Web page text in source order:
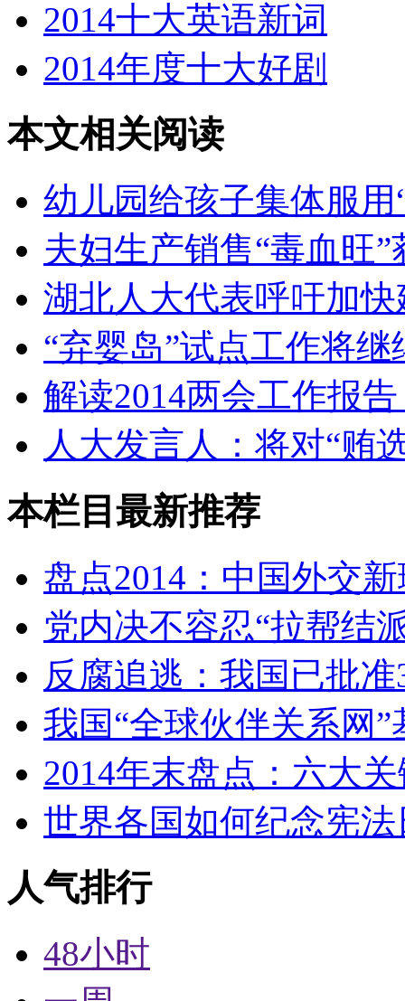
2014十大英语新词
2014年度十大好剧
本文相关阅读
幼儿园给孩子集体服用
夫妇生产销售“毒血旺”
湖北人大代表呼吁加
“弃婴岛”试点工作将继
解读2014两会工作报
人大发言人：将对“贿
本栏目最新推荐
盘点2014：中国外交
党内决不容忍“拉帮结
反腐追逃：我国已批准
我国“全球伙伴关系网”
2014年末盘点：六大
世界各国如何纪念宪
人气排行
48小时